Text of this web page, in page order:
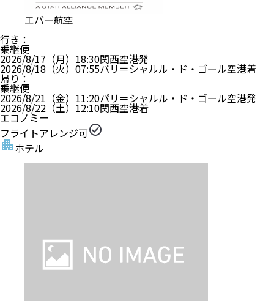
エバー航空
行き ：
乗継便
2026/8/17（月） 18:30関西空港発
2026/8/18（火） 07:55パリ＝シャルル・ド・ゴール空港着
帰り ：
乗継便
2026/8/21（金） 11:20パリ＝シャルル・ド・ゴール空港発
2026/8/22（土） 12:10関西空港着
エコノミー
フライトアレンジ可
ホテル